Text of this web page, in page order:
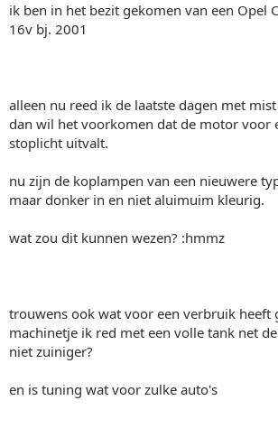
ik ben in het bezit gekomen van een Opel
16v bj. 2001
alleen nu reed ik de laatste dagen met
dan wil het voorkomen dat de motor voor
stoplicht uitvalt.
nu zijn de koplampen van een nieuwere
maar donker in en niet aluimuim kleurig.
wat zou dit kunnen wezen? :hmmz
trouwens ook wat voor een verbruik heeft
machinetje ik red met een volle tank net
niet zuiniger?
en is tuning wat voor zulke auto's